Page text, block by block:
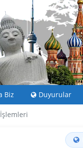
Biz Duyurular